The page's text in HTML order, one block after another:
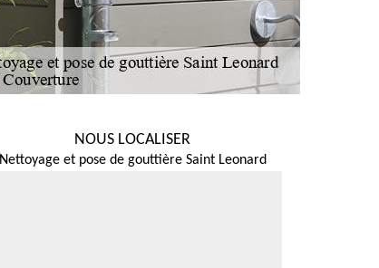
NOUS LOCALISER
Nettoyage et pose de gouttière Saint Leonard